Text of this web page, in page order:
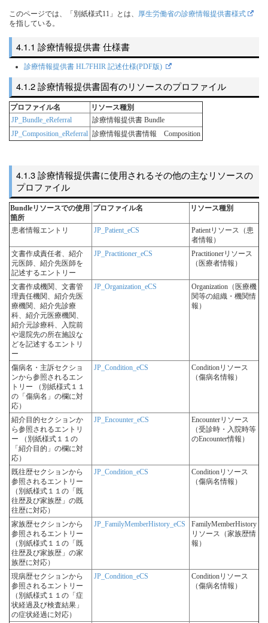
このページでは、「別紙様式11」とは、 厚生労働省の診療情報提供書様式
を指している。
診療情報提供書 仕様書
診療情報提供書 HL7FHIR 記述仕様(PDF版)
診療情報提供書固有のリソースのプロファイル
プロファイル名
リソース種別
JP_Bundle_eReferral
診療情報提供書 Bundle
JP_Composition_eReferral 診療情報提供書情報 Composition
診療情報提供書に使用されるその他の主なリソースの
プロファイル
Bundleリソースでの使用
箇所
プロファイル名 リソース種別
患者情報エントリ JP_Patient_eCS
Patientリソース（患
者情報）
文書作成責任者、紹介
元医師、紹介先医師を
記述するエントリー
JP_Practitioner_eCS
Practitionerリソース
（医療者情報）
文書作成機関、文書管
理責任機関、紹介先医
療機関、紹介先診療
科、紹介元医療機関、
紹介元診療科、入院前
や退院先の所在施設な
どを記述するエントリ
ー
JP_Organization_eCS
Organization（医療機
関等の組織・機関情
報）
傷病名・主訴セクショ
ンから参照されるエン
トリー （別紙様式１１
の「傷病名」の欄に対
応）
JP_Condition_eCS
Conditionリソース
（傷病名情報）
紹介目的セクションか
ら参照されるエントリ
ー （別紙様式１１の
「紹介目的」の欄に対
応）
JP_Encounter_eCS
Encounterリソース
（受診時・入院時等
のEncounter情報）
既往歴セクションから
参照されるエントリー
（別紙様式１１の「既
往歴及び家族歴」の既
往歴に対応）
JP_Condition_eCS
Conditionリソース
（傷病名情報）
家族歴セクションから
参照されるエントリー
（別紙様式１１の「既
往歴及び家族歴」の家
族歴に対応）
JP_FamilyMemberHistory_eCS
FamilyMemberHistory
リソース（家族歴情
報）
現病歴セクションから
参照されるエントリー
（別紙様式１１の「症
状経過及び検査結果」
の症状経過に対応）
JP_Condition_eCS
Conditionリソース
（傷病名情報）